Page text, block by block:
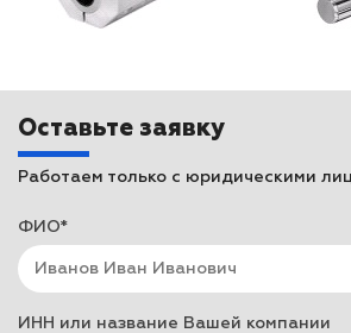
Оставьте заявку
Работаем только с юридическими
ФИО*
ИНН или название Вашей компании